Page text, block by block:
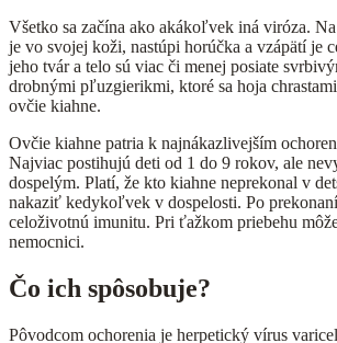
Všetko sa začína ako akákoľvek iná viróza.
je vo svojej koži, nastúpi horúčka a vzápätí je
jeho tvár a telo sú viac či menej posiate
drobnými pľuzgierikmi, ktoré sa hoja
ovčie kiahne.
Ovčie kiahne patria k najnákazlivejším
Najviac postihujú deti od 1 do 9 rokov, ale
dospelým. Platí, že kto kiahne neprekonal v
nakaziť kedykoľvek v dospelosti. Po
celoživotnú imunitu. Pri ťažkom priebehu
nemocnici.
Čo ich spôsobuje?
Pôvodcom ochorenia je herpetický vírus